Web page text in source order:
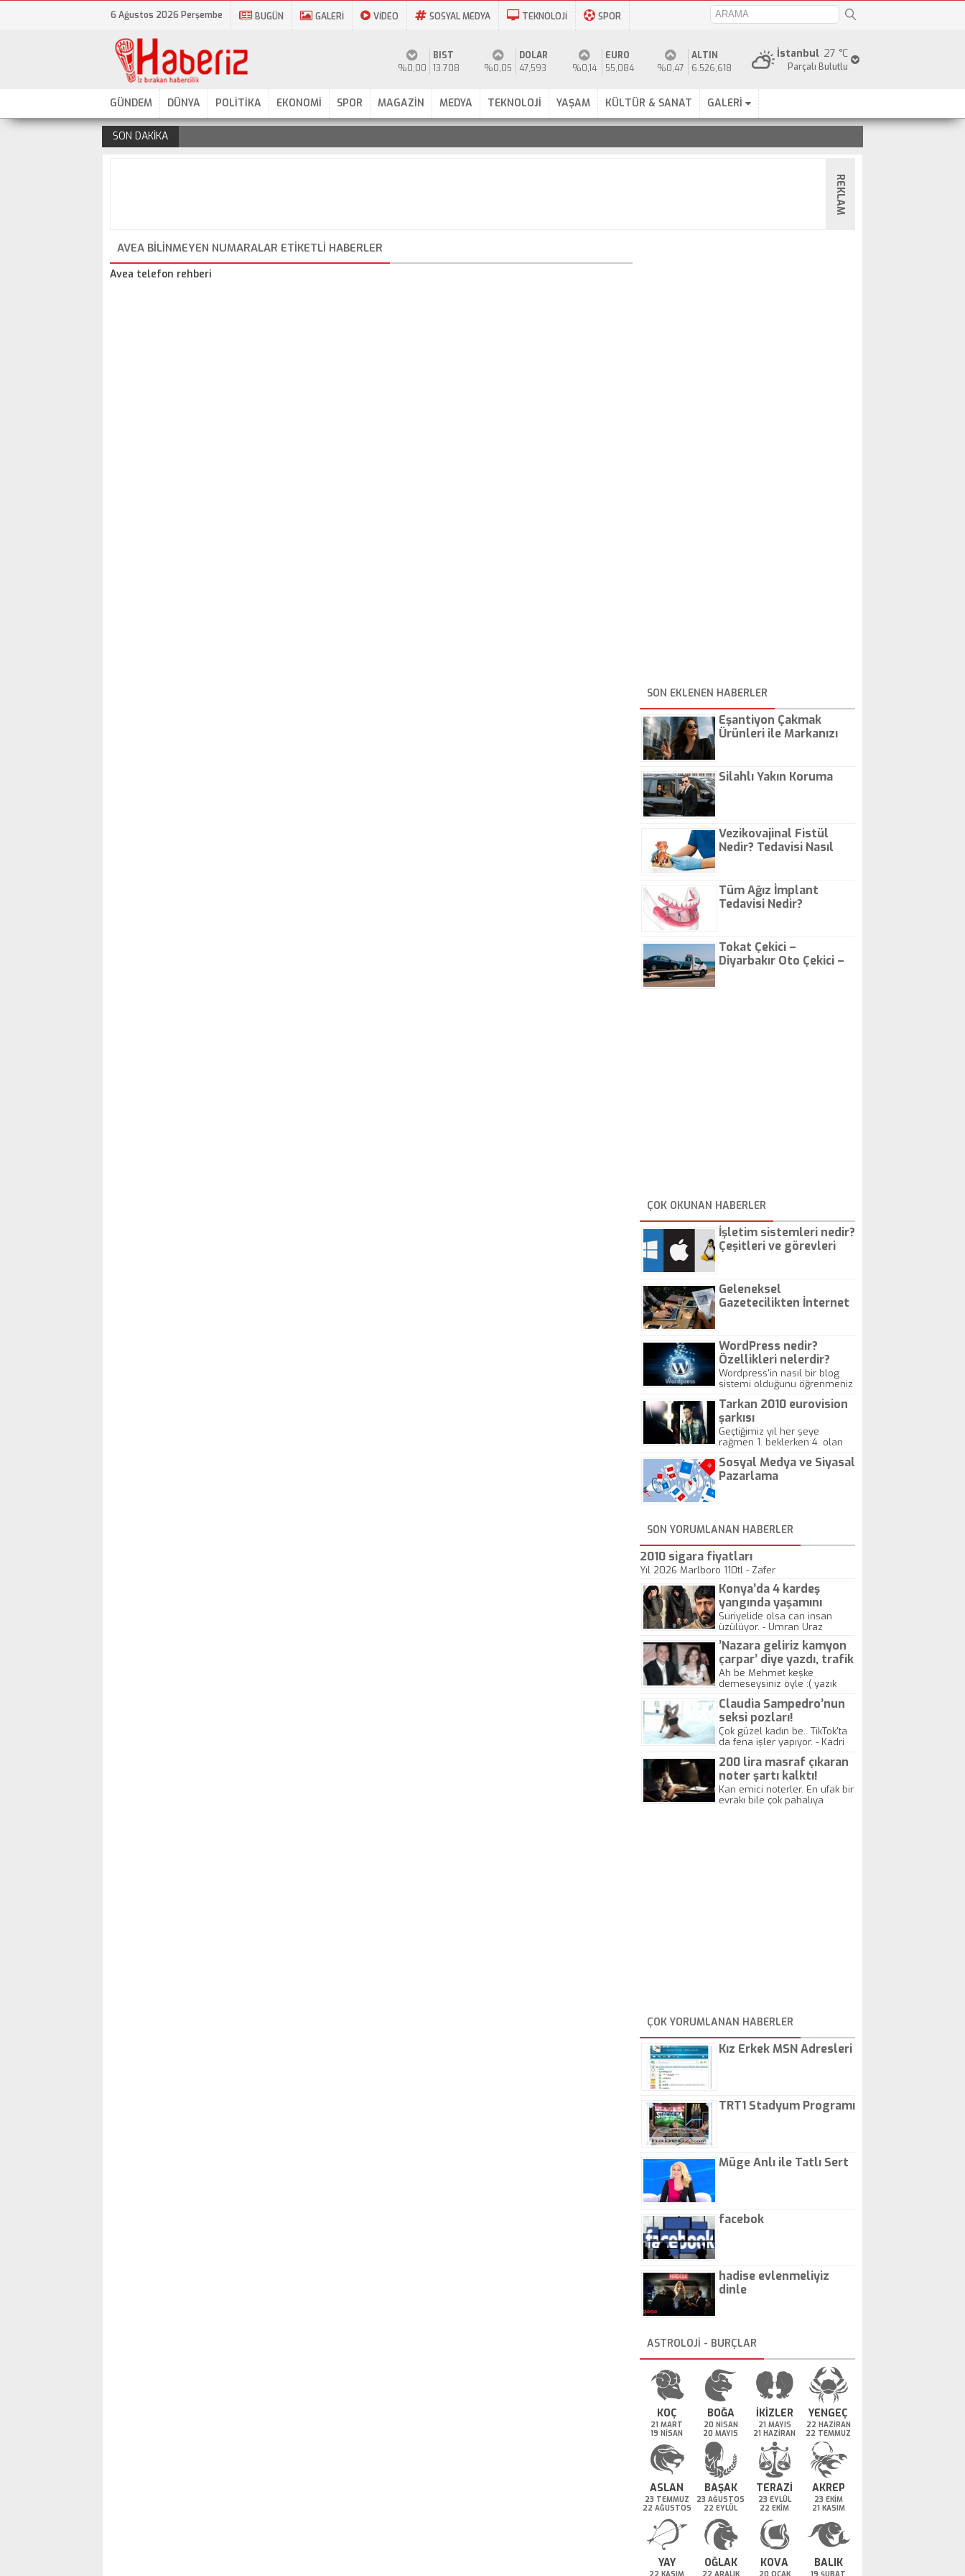
6 Ağustos 2026 Perşembe BUGÜN GALERİ VİDEO SOSYAL MEDYA TEKNOLOJİ SPOR
27 °C
İstanbul
Parçalı Bulutlu
%0,00
BIST
13.708
%0,05
DOLAR
47,593
%0,14
EURO
55,084
%0,47
ALTIN
6.526,618
GÜNDEM DÜNYA POLİTİKA EKONOMİ SPOR MAGAZİN MEDYA TEKNOLOJİ YAŞAM KÜLTÜR & SANAT GALERİ
SON DAKİKA
REKLAM
AVEA BILINMEYEN NUMARALAR ETIKETLI HABERLER
Avea telefon rehberi
SON EKLENEN HABERLER
Eşantiyon Çakmak
Ürünleri ile Markanızı
Silahlı Yakın Koruma
Vezikovajinal Fistül
Nedir? Tedavisi Nasıl
Tüm Ağız İmplant
Tedavisi Nedir?
Tokat Çekici –
Diyarbakır Oto Çekici –
ÇOK OKUNAN HABERLER
İşletim sistemleri nedir?
Çeşitleri ve görevleri
Geleneksel
Gazetecilikten İnternet
WordPress nedir?
Özellikleri nelerdir?
Wordpress'in nasıl bir blog
sistemi olduğunu öğrenmeniz
Tarkan 2010 eurovision
şarkısı
Geçtiğimiz yıl her şeye
rağmen 1. beklerken 4. olan
gösterisinin bu yarışmada
önemli olmadığını anlamıştır.
Sosyal Medya ve Siyasal
Pazarlama
SON YORUMLANAN HABERLER
2010 sigara fiyatları
Yıl 2026 Marlboro 110tl - Zafer
Konya’da 4 kardeş
yangında yaşamını
yitirdi
Suriyelide olsa can insan
üzülüyor. - Umran Uraz
’Nazara geliriz kamyon
çarpar’ diye yazdı, trafik
kazasında öldü!
Ah be Mehmet keşke
demeseysiniz öyle :( yazık
Claudia Sampedro’nun
seksi pozları!
Çok güzel kadın be.. TikTok'ta
da fena işler yapıyor. - Kadri
200 lira masraf çıkaran
noter şartı kalktı!
Kan emici noterler. En ufak bir
evrakı bile çok pahalıya
ÇOK YORUMLANAN HABERLER
Kız Erkek MSN Adresleri
TRT1 Stadyum Programı
Müge Anlı ile Tatlı Sert
facebok
hadise evlenmeliyiz
dinle
ASTROLOJİ - BURÇLAR
KOÇ
21 MART
19 NİSAN
BOĞA
20 NİSAN
20 MAYIS
İKİZLER
21 MAYIS
21 HAZİRAN
YENGEÇ
22 HAZİRAN
22 TEMMUZ
ASLAN
23 TEMMUZ
22 AĞUSTOS
BAŞAK
23 AĞUSTOS
22 EYLÜL
TERAZİ
23 EYLÜL
22 EKİM
AKREP
23 EKİM
21 KASIM
YAY OĞLAK KOVA BALIK